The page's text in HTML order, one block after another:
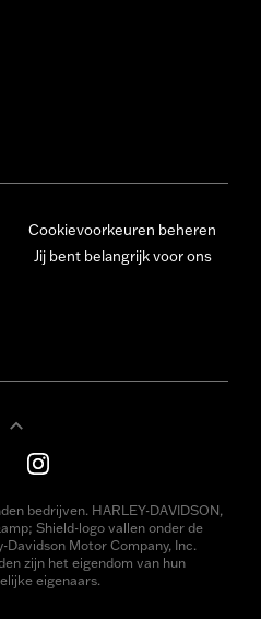
Cookievoorkeuren beheren
Jij bent belangrijk voor ons
bedrijven. HARLEY-DAVIDSON,
Shield-logo vallen onder de
Motor Company, Inc.
zijn het eigendom van hun
eigenaars.